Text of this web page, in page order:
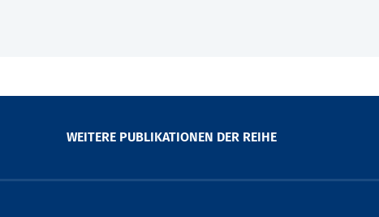
WEITERE PUBLIKATIONEN DER REIHE